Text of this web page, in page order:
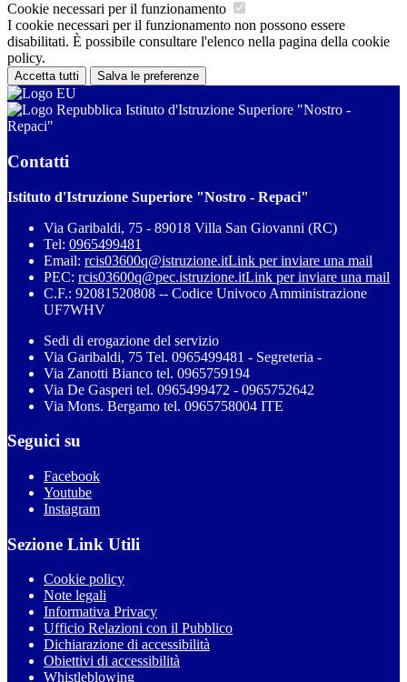
Cookie necessari per il funzionamento
I cookie necessari per il funzionamento non possono essere
disabilitati. È possibile consultare l'elenco nella pagina della cookie
policy.
Accetta tutti Salva le preferenze
Istituto d'Istruzione Superiore "Nostro -
Repaci"
Contatti
Istituto d'Istruzione Superiore "Nostro - Repaci"
Via Garibaldi, 75 - 89018 Villa San Giovanni (RC)
Tel: 0965499481
Email: rcis03600q@istruzione.itLink per inviare una mail
PEC: rcis03600q@pec.istruzione.itLink per inviare una mail
C.F.: 92081520808 -- Codice Univoco Amministrazione
UF7WHV
Sedi di erogazione del servizio
Via Garibaldi, 75 Tel. 0965499481 - Segreteria -
Via Zanotti Bianco tel. 0965759194
Via De Gasperi tel. 0965499472 - 0965752642
Via Mons. Bergamo tel. 0965758004 ITE
Seguici su
Facebook
Youtube
Instagram
Sezione Link Utili
Cookie policy
Note legali
Informativa Privacy
Ufficio Relazioni con il Pubblico
Dichiarazione di accessibilità
Obiettivi di accessibilità
Whistleblowing